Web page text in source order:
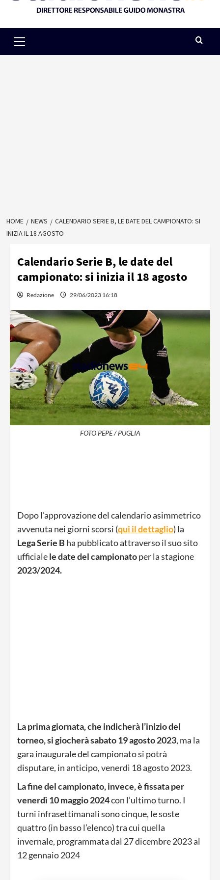
Menu
HOME NEWS
CALENDARIO SERIE B, LE DATE DEL CAMPIONATO: SI
INIZIA IL 18 AGOSTO
Calendario Serie B, le date del
campionato: si inizia il 18 agosto
Redazione 29/06/2023 16:18
FOTO PEPE / PUGLIA
Dopo l’approvazione del calendario asimmetrico
avvenuta nei giorni scorsi (qui il dettaglio) la
Lega Serie B ha pubblicato attraverso il suo sito
ufficialele date del campionatoper la stagione
2023/2024.
La prima giornata, che indicherà l’inizio del
torneo, si giocherà sabato 19 agosto 2023, ma la
gara inaugurale del campionato si potrà
disputare, in anticipo, venerdì 18 agosto 2023.
La fine del campionato, invece, è fissata per
venerdì 10 maggio 2024con l’ultimo turno. I
turni infrasettimanali sono cinque, le soste
quattro (in basso l’elenco) tra cui quella
invernale, programmata dal 27 dicembre 2023 al
12 gennaio 2024